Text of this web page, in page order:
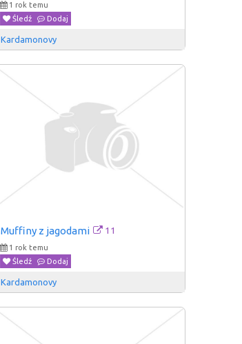
1 rok temu
Śledź
Dodaj
Kardamonovy
Muffiny z jagodami 11
1 rok temu
Śledź
Dodaj
Kardamonovy